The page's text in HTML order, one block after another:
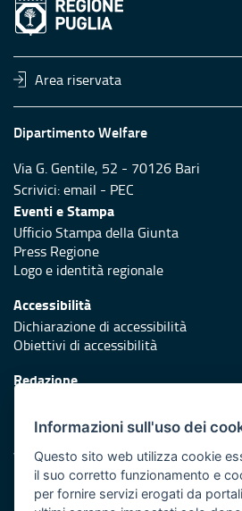
Area riservata
Dipartimento Welfare
Via G. Gentile, 52 - 70126 Bari
Scrivici:email - PEC
Eventi e Stampa
Ufficio Stampa della Giunta
Press Regione
Logo e identità regionale
Accessibilità
Dichiarazione di accessibilità
Obiettivi di accessibilità
Redazione
Protezione civile
Vai al sito di Protezione Civile Puglia
Iniziativa finanziata con risorse del
Informazioni sull'uso dei
Questo sito web utilizza cookie
il suo corretto funzionamento e
per fornire servizi erogati da